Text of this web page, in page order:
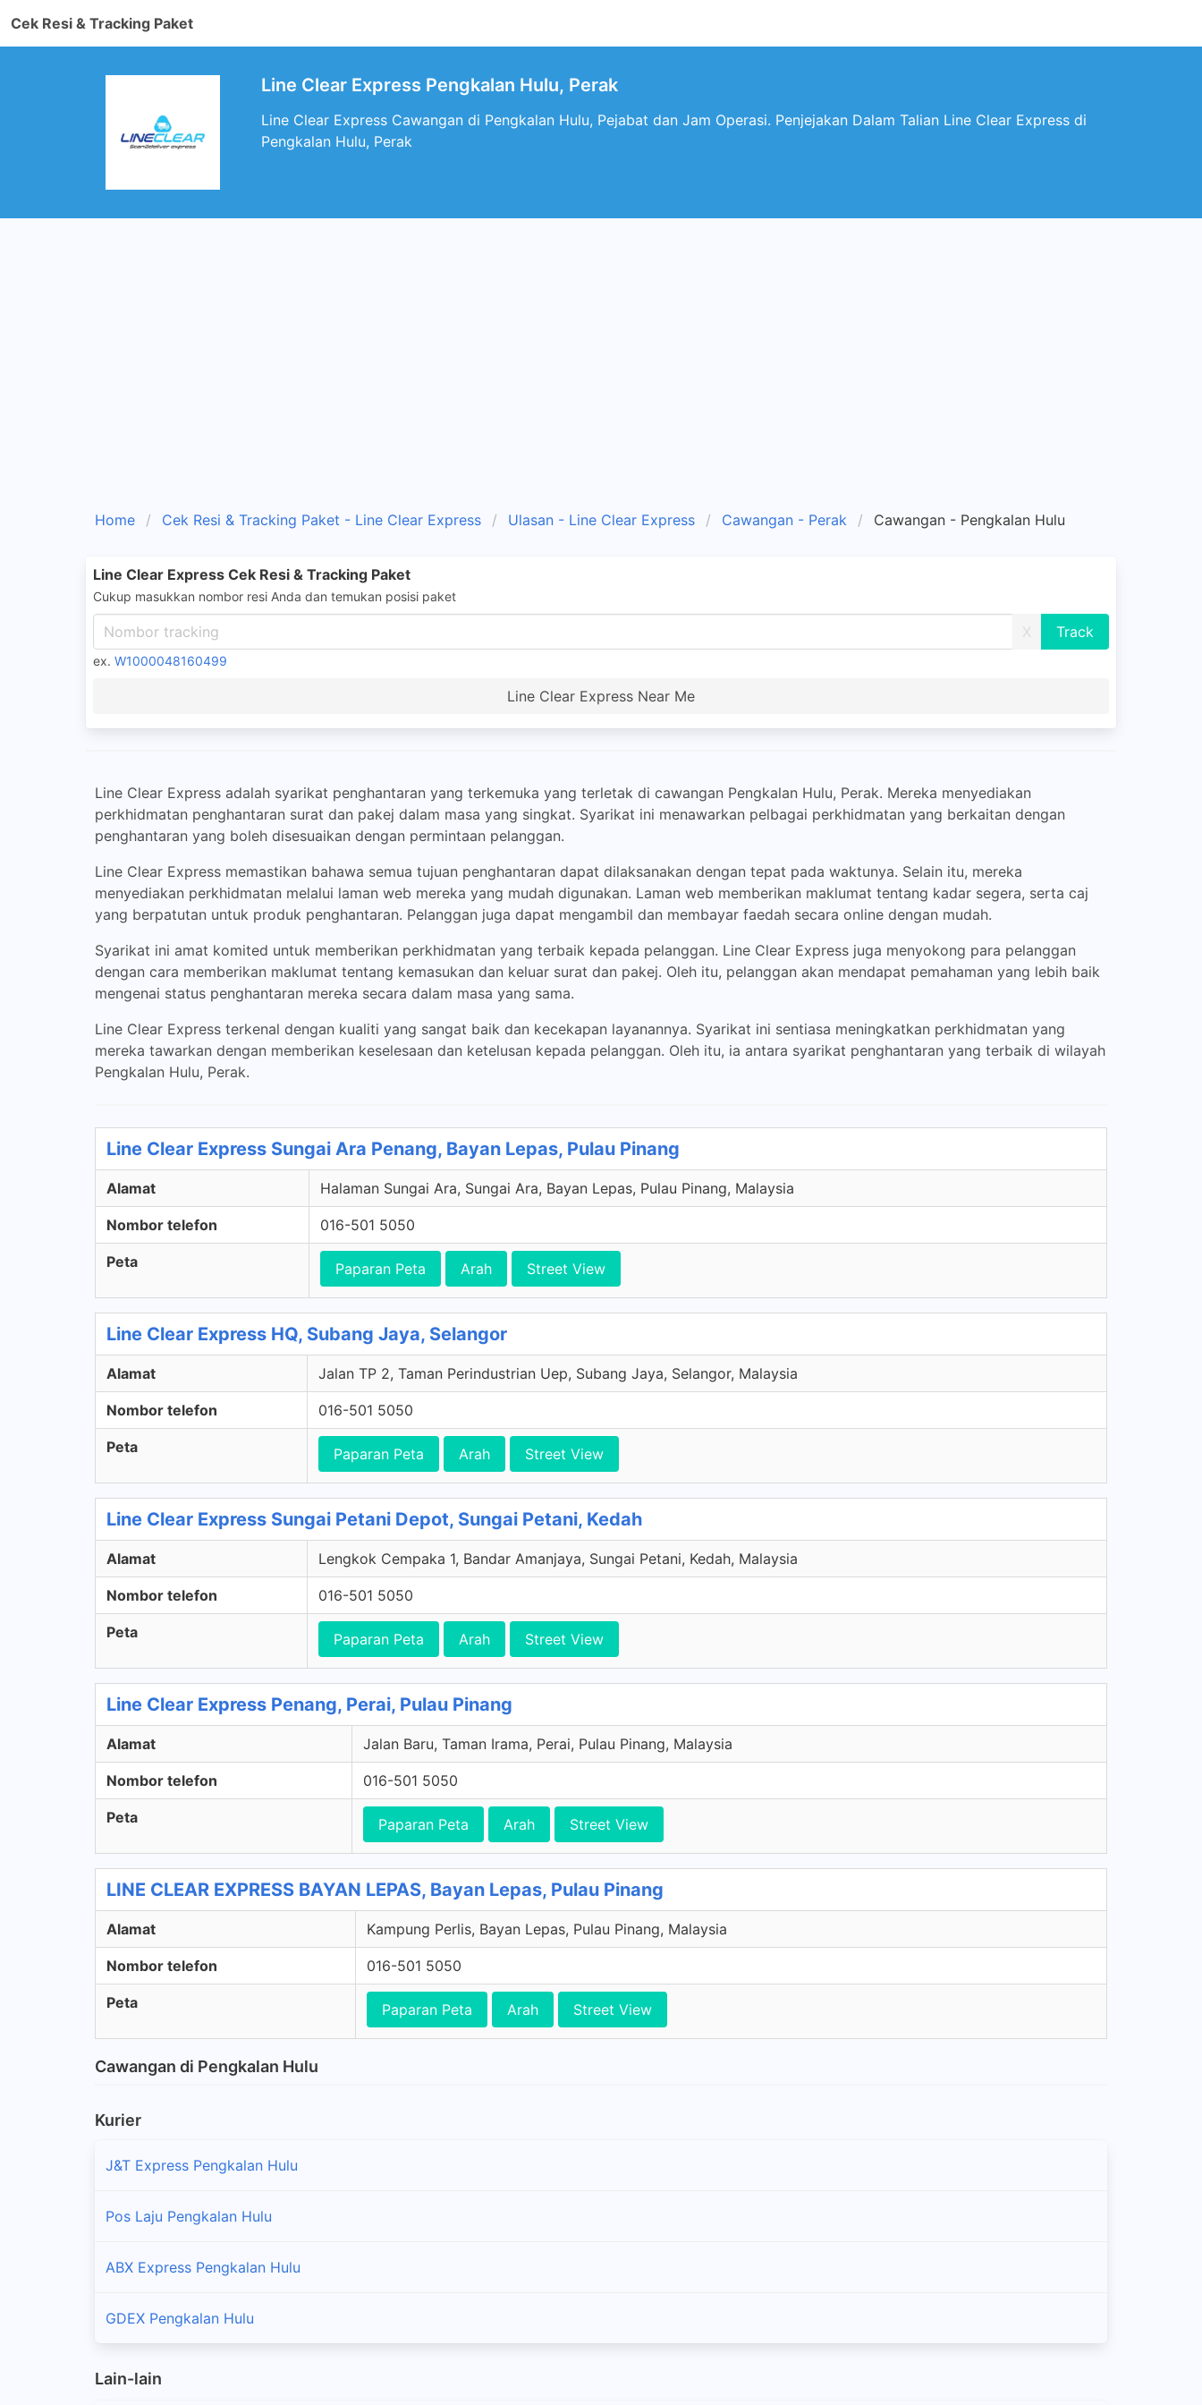
Cek Resi & Tracking Paket
Line Clear Express Pengkalan Hulu, Perak
Line Clear Express Cawangan di Pengkalan Hulu, Pejabat dan Jam Operasi. Penjejakan Dalam Talian Line Clear Express di
Pengkalan Hulu, Perak
Home Cek Resi & Tracking Paket - Line Clear Express Ulasan - Line Clear Express Cawangan - Perak Cawangan - Pengkalan Hulu
Line Clear Express Cek Resi & Tracking Paket
Cukup masukkan nombor resi Anda dan temukan posisi paket
X
ex. W1000048160499
Line Clear Express Near Me
Line Clear Express adalah syarikat penghantaran yang terkemuka yang terletak di cawangan Pengkalan Hulu, Perak. Mereka menyediakan
perkhidmatan penghantaran surat dan pakej dalam masa yang singkat. Syarikat ini menawarkan pelbagai perkhidmatan yang berkaitan dengan
penghantaran yang boleh disesuaikan dengan permintaan pelanggan.
Line Clear Express memastikan bahawa semua tujuan penghantaran dapat dilaksanakan dengan tepat pada waktunya. Selain itu, mereka
menyediakan perkhidmatan melalui laman web mereka yang mudah digunakan. Laman web memberikan maklumat tentang kadar segera, serta caj
yang berpatutan untuk produk penghantaran. Pelanggan juga dapat mengambil dan membayar faedah secara online dengan mudah.
Syarikat ini amat komited untuk memberikan perkhidmatan yang terbaik kepada pelanggan. Line Clear Express juga menyokong para pelanggan
dengan cara memberikan maklumat tentang kemasukan dan keluar surat dan pakej. Oleh itu, pelanggan akan mendapat pemahaman yang lebih baik
mengenai status penghantaran mereka secara dalam masa yang sama.
Line Clear Express terkenal dengan kualiti yang sangat baik dan kecekapan layanannya. Syarikat ini sentiasa meningkatkan perkhidmatan yang
mereka tawarkan dengan memberikan keselesaan dan ketelusan kepada pelanggan. Oleh itu, ia antara syarikat penghantaran yang terbaik di wilayah
Pengkalan Hulu, Perak.
Line Clear Express Sungai Ara Penang, Bayan Lepas, Pulau Pinang
Alamat Halaman Sungai Ara, Sungai Ara, Bayan Lepas, Pulau Pinang, Malaysia
Nombor telefon 016-501 5050
Peta Paparan Peta Arah Street View
Line Clear Express HQ, Subang Jaya, Selangor
Alamat Jalan TP 2, Taman Perindustrian Uep, Subang Jaya, Selangor, Malaysia
Nombor telefon 016-501 5050
Peta Paparan Peta Arah Street View
Line Clear Express Sungai Petani Depot, Sungai Petani, Kedah
Alamat Lengkok Cempaka 1, Bandar Amanjaya, Sungai Petani, Kedah, Malaysia
Nombor telefon 016-501 5050
Peta Paparan Peta Arah Street View
Line Clear Express Penang, Perai, Pulau Pinang
Alamat Jalan Baru, Taman Irama, Perai, Pulau Pinang, Malaysia
Nombor telefon 016-501 5050
Peta Paparan Peta Arah Street View
LINE CLEAR EXPRESS BAYAN LEPAS, Bayan Lepas, Pulau Pinang
Alamat Kampung Perlis, Bayan Lepas, Pulau Pinang, Malaysia
Nombor telefon 016-501 5050
Peta Paparan Peta Arah Street View
Cawangan di Pengkalan Hulu
Kurier
J&T Express Pengkalan Hulu
Pos Laju Pengkalan Hulu
ABX Express Pengkalan Hulu
GDEX Pengkalan Hulu
Lain-lain